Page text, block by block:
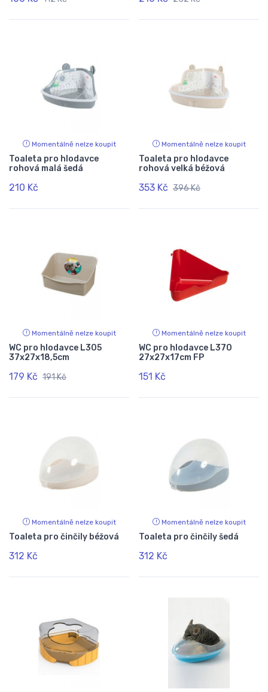
Momentálně nelze koupit
Toaleta pro hlodavce
rohová malá šedá
210 Kč
Momentálně nelze koupit
Toaleta pro hlodavce
rohová velká béžová
353 Kč 396 Kč
Momentálně nelze koupit
WC pro hlodavce L305
37x27x18,5cm
179 Kč 191 Kč
Momentálně nelze koupit
WC pro hlodavce L370
27x27x17cm FP
151 Kč
Momentálně nelze koupit
Toaleta pro činčily béžová
312 Kč
Momentálně nelze koupit
Toaleta pro činčily šedá
312 Kč